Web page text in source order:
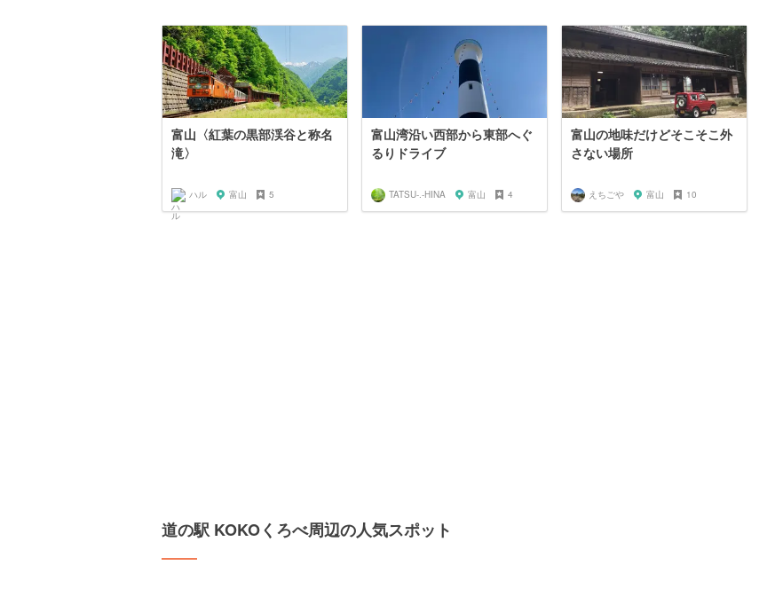
富山〈紅葉の黒部渓谷と称名
滝〉
ハル 富山 5
富山湾沿い西部から東部へぐ
るりドライブ
TATSU-.-HINA 富山 4
富山の地味だけどそこそこ外
さない場所
えちごや 富山 10
道の駅 KOKOくろべ周辺の人気スポット